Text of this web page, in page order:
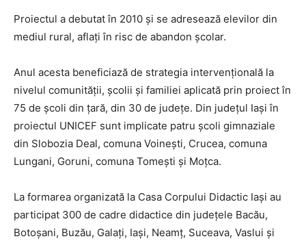
Proiectul a debutat în 2010 şi se adresează elevilor din
mediul rural, aflaţi în risc de abandon şcolar.
Anul acesta beneficiază de strategia intervenţională la
nivelul comunităţii, școlii și familiei aplicată prin proiect în
75 de şcoli din ţară, din 30 de județe. Din judeţul Iaşi în
proiectul UNICEF sunt implicate patru şcoli gimnaziale
din Slobozia Deal, comuna Voineşti, Crucea, comuna
Lungani, Goruni, comuna Tomeşti şi Moţca.
La formarea organizată la Casa Corpului Didactic Iaşi au
participat 300 de cadre didactice din județele Bacău,
Botoșani, Buzău, Galați, Iași, Neamț, Suceava, Vaslui şi